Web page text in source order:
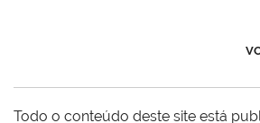
Todo o conteúdo deste site está